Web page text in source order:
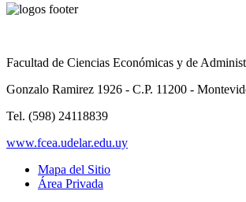
Facultad de Ciencias Económicas y de
Gonzalo Ramirez 1926 - C.P. 11200 -
Tel. (598) 24118839
www.fcea.udelar.edu.uy
Mapa del Sitio
Área Privada